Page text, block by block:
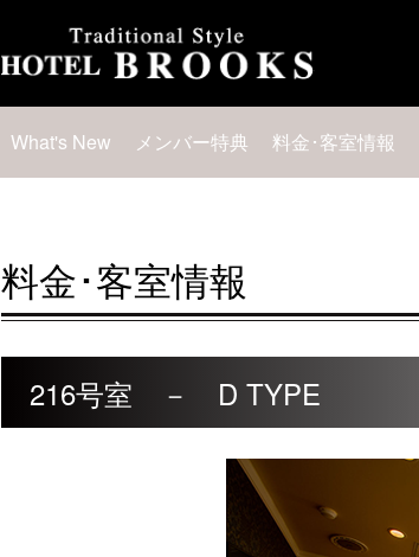
What's New メンバー特典 料金･客室情報
料金･客室情報
216号室 － D TYPE